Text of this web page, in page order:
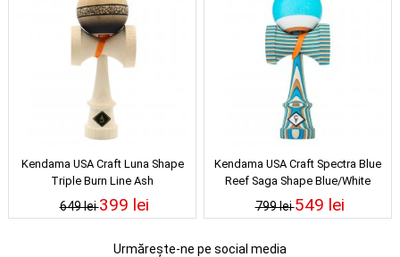
Kendama USA Craft Luna Shape
Triple Burn Line Ash
649 lei399 lei
Kendama USA Craft Spectra Blue
Reef Saga Shape Blue/White
799 lei549 lei
Urmărește-ne pe social media